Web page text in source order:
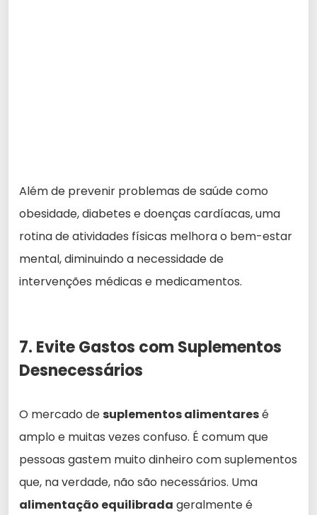
Além de prevenir problemas de saúde como
obesidade, diabetes e doenças cardíacas, uma
rotina de atividades físicas melhora o bem-estar
mental, diminuindo a necessidade de
intervenções médicas e medicamentos.
7. Evite Gastos com Suplementos
Desnecessários
O mercado desuplementos alimentaresé
amplo e muitas vezes confuso. É comum que
pessoas gastem muito dinheiro com suplementos
que, na verdade, não são necessários. Uma
alimentação equilibrada geralmente é